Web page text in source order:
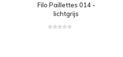
Filo Paillettes 014 -
lichtgrijs